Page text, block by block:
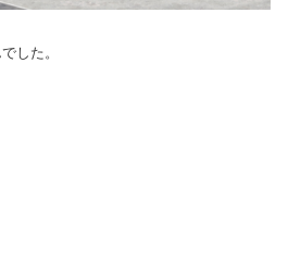
した。